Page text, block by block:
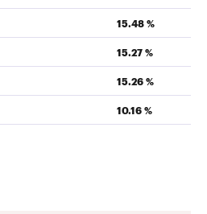
15.48 %
15.27 %
15.26 %
10.16 %